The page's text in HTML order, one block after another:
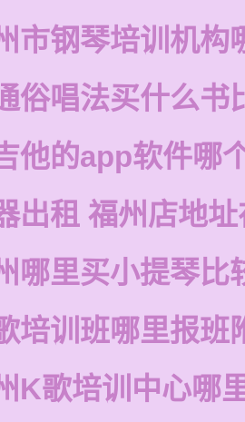
市钢琴培训机构
俗唱法买什么书
他的app软件哪
出租 福州店地
哪里买小提琴比
培训班哪里报班
K歌培训中心哪